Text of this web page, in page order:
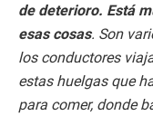
n
d
s
o
0
s
de deterioro. Está
esas cosas. Son
los conductores
estas huelgas que
para comer, donde